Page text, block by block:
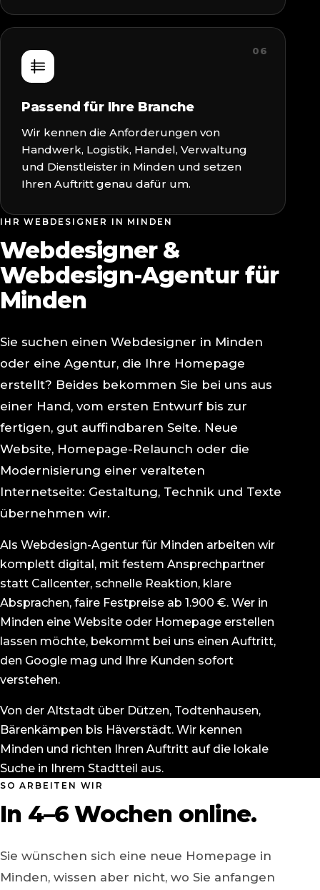
06
Passend für Ihre Branche
Wir kennen die Anforderungen von
Handwerk, Logistik, Handel, Verwaltung
und Dienstleister in Minden und setzen
Ihren Auftritt genau dafür um.
IHR WEBDESIGNER IN MINDEN
Webdesigner &
Webdesign-Agentur für
Minden
Sie suchen einen Webdesigner in Minden
oder eine Agentur, die Ihre Homepage
erstellt? Beides bekommen Sie bei uns aus
einer Hand, vom ersten Entwurf bis zur
fertigen, gut auffindbaren Seite. Neue
Website, Homepage-Relaunch oder die
Modernisierung einer veralteten
Internetseite: Gestaltung, Technik und Texte
übernehmen wir.
Als Webdesign-Agentur für Minden arbeiten wir
komplett digital, mit festem Ansprechpartner
statt Callcenter, schnelle Reaktion, klare
Absprachen, faire Festpreise ab 1.900 €. Wer in
Minden eine Website oder Homepage erstellen
lassen möchte, bekommt bei uns einen Auftritt,
den Google mag und Ihre Kunden sofort
verstehen.
Von der Altstadt über Dützen, Todtenhausen,
Bärenkämpen bis Häverstädt. Wir kennen
Minden und richten Ihren Auftritt auf die lokale
Suche in Ihrem Stadtteil aus.
SO ARBEITEN WIR
In 4–6 Wochen online.
Sie wünschen sich eine neue Homepage in
Minden, wissen aber nicht, wo Sie anfangen